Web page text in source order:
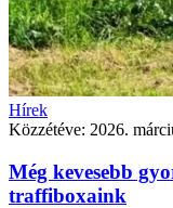
Hírek
Közzétéve: 2026.
Még kevesebb
traffiboxaink